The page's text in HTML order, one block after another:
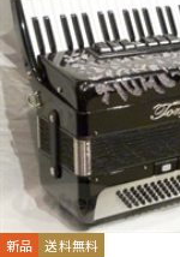
新品 送料無料